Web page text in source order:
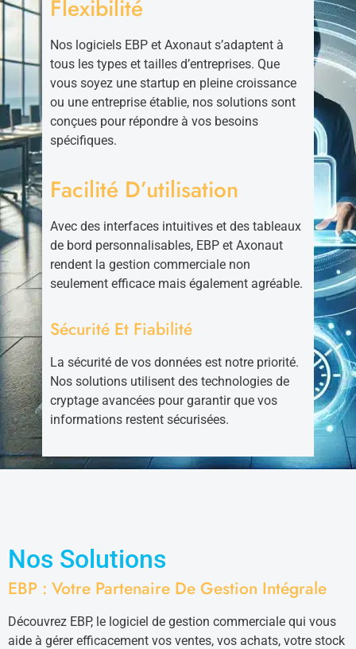
Flexibilité
Nos logiciels EBP et Axonaut s’adaptent à
tous les types et tailles d’entreprises. Que
vous soyez une startup en pleine croissance
ou une entreprise établie, nos solutions sont
conçues pour répondre à vos besoins
spécifiques.
Facilité D’utilisation
Avec des interfaces intuitives et des tableaux
de bord personnalisables, EBP et Axonaut
rendent la gestion commerciale non
seulement efficace mais également agréable.
Sécurité Et Fiabilité
La sécurité de vos données est notre priorité.
Nos solutions utilisent des technologies de
cryptage avancées pour garantir que vos
informations restent sécurisées.
Nos Solutions
EBP : Votre Partenaire De Gestion Intégrale
Découvrez EBP, le logiciel de gestion commerciale qui vous
aide à gérer efficacement vos ventes, vos achats, votre stock